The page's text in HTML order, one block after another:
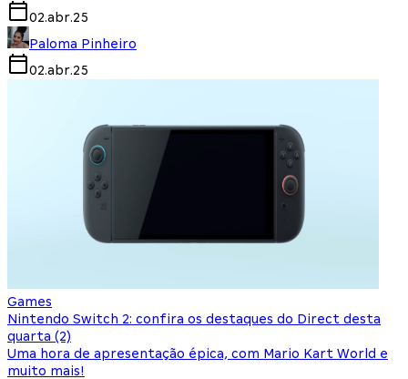
02.abr.25
Paloma Pinheiro
02.abr.25
Games
Nintendo Switch 2: confira os destaques do Direct desta
quarta (2)
Uma hora de apresentação épica, com Mario Kart World e
muito mais!